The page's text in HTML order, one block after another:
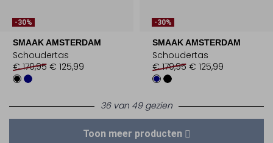
-30%
SMAAK AMSTERDAM
Schoudertas
€ 179,95 € 125,99
-30%
SMAAK AMSTERDAM
Schoudertas
€ 179,95 € 125,99
36 van 49 gezien
Toon meer producten